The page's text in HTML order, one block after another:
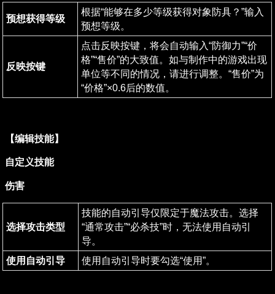
预想获得等级
根据“能够在多少等级获得对象防具？”输入
预想等级。
反映按键
点击反映按键，将会自动输入“防御力”“价
格”“售价”的大致值。如与制作中的游戏出现
单位等不同的情况，请进行调整。“售价”为
“价格”×0.6后的数值。
【编辑技能】
自定义技能
伤害
选择攻击类型
技能的自动引导仅限定于魔法攻击。选择
“通常攻击”“必杀技”时，无法使用自动引
导。
使用自动引导
使用自动引导时要勾选“使用”。